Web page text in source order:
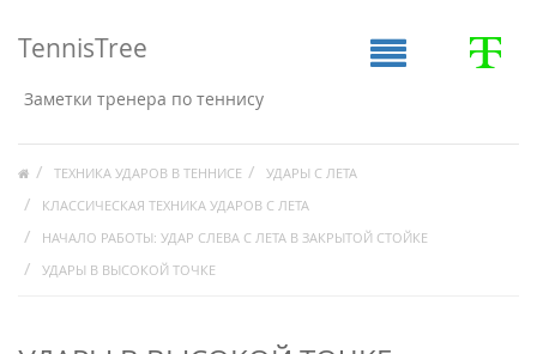
TennisTree
Заметки тренера по теннису
ТЕХНИКА УДАРОВ В ТЕННИСЕ
УДАРЫ С ЛЕТА
КЛАССИЧЕСКАЯ ТЕХНИКА УДАРОВ С ЛЕТА
НАЧАЛО РАБОТЫ: УДАР СЛЕВА С ЛЕТА В ЗАКРЫТОЙ СТОЙКЕ
УДАРЫ В ВЫСОКОЙ ТОЧКЕ